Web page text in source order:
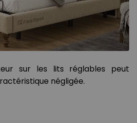
sur les lits réglables peut
négligée.